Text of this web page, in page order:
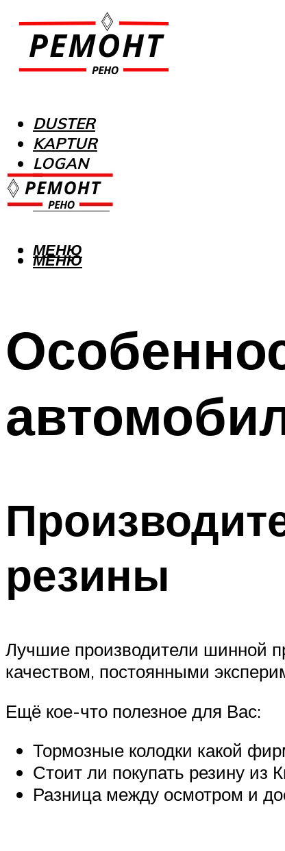
DUSTER
KAPTUR
LOGAN
MEGANE
SANDERO
МЕНЮ
МЕНЮ
резины
Лучшие производители шинной
качеством, постоянными
Ещё кое-что полезное для Вас:
Тормозные колодки какой
Стоит ли покупать резину из
Разница между осмотром и